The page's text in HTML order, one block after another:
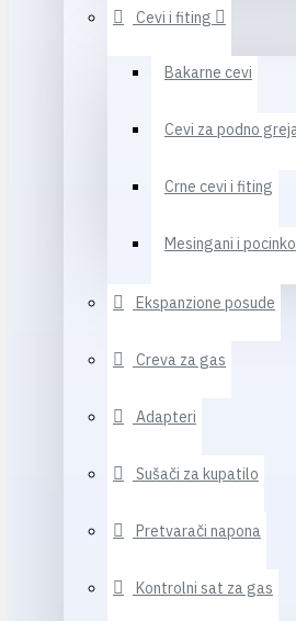
Cevi i fiting
Bakarne cevi
Cevi za podno
Crne cevi i fiting
Mesingani i
Ekspanzione posude
Creva za gas
Adapteri
Sušači za kupatilo
Pretvarači napona
Kontrolni sat za gas